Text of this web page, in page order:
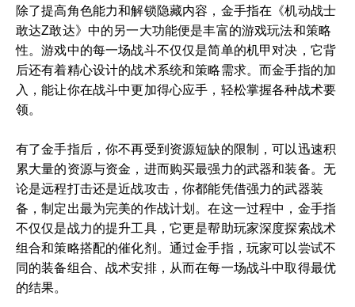
除了提高角色能力和解锁隐藏内容，金手指在《机动战士
敢达Z敢达》中的另一大功能便是丰富的游戏玩法和策略
性。游戏中的每一场战斗不仅仅是简单的机甲对决，它背
后还有着精心设计的战术系统和策略需求。而金手指的加
入，能让你在战斗中更加得心应手，轻松掌握各种战术要
领。
有了金手指后，你不再受到资源短缺的限制，可以迅速积
累大量的资源与资金，进而购买最强力的武器和装备。无
论是远程打击还是近战攻击，你都能凭借强力的武器装
备，制定出最为完美的作战计划。在这一过程中，金手指
不仅仅是战力的提升工具，它更是帮助玩家深度探索战术
组合和策略搭配的催化剂。通过金手指，玩家可以尝试不
同的装备组合、战术安排，从而在每一场战斗中取得最优
的结果。